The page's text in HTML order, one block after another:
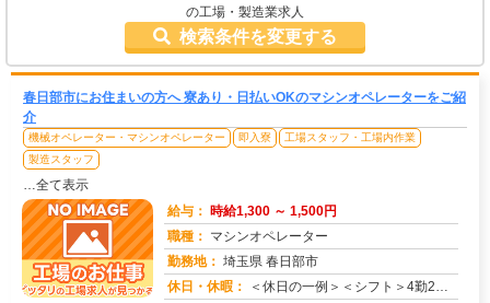
の工場・製造業求人
検索条件を変更する
春日部市にお住まいの方へ 寮あり・日払いOKのマシンオペレーターをご紹
介
機械オペレーター・マシンオペレーター 即入寮
工場スタッフ・工場内作業
製造スタッフ
…全て表示
給与： 時給1,300 ～ 1,500円
職種： マシンオペレーター
勤務地： 埼玉県 春日部市
休日・休暇：
＜休日の一例＞＜シフト＞4勤2休＜休日＞工場カレンダーによる★長期休暇あり★有給休暇あり※配属先により休日・勤務形...